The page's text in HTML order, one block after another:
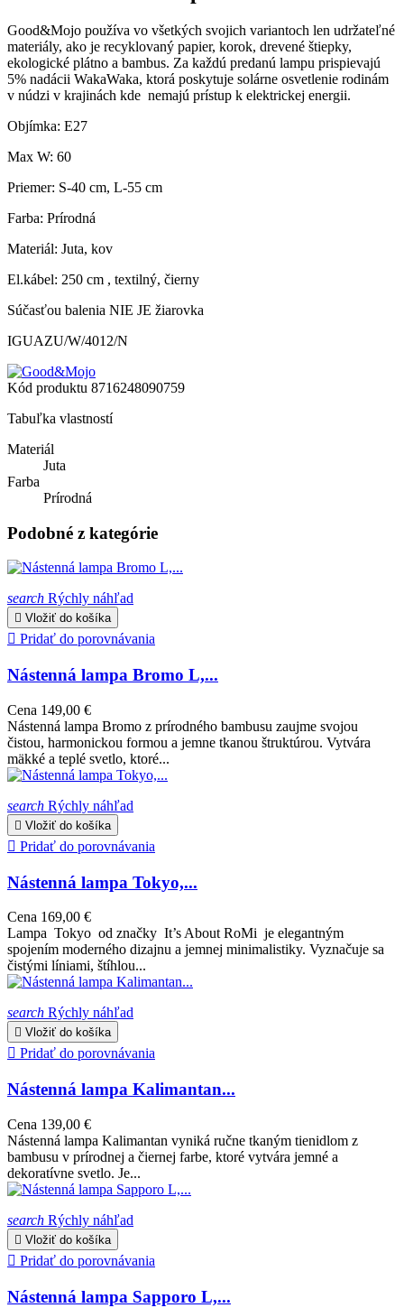
Good&Mojo používa vo všetkých svojich variantoch len udržateľné
materiály, ako je recyklovaný papier, korok, drevené štiepky,
ekologické plátno a bambus. Za každú predanú lampu prispievajú
5% nadácii WakaWaka, ktorá poskytuje solárne osvetlenie rodinám
v núdzi v krajinách kde nemajú prístup k elektrickej energii.
Objímka: E27
Max W: 60
Priemer: S-40 cm, L-55 cm
Farba: Prírodná
Materiál: Juta, kov
El.kábel: 250 cm , textilný, čierny
Súčasťou balenia NIE JE žiarovka
IGUAZU/W/4012/N
Kód produktu 8716248090759
Tabuľka vlastností
Materiál
Juta
Farba
Prírodná
Podobné z kategórie
search Rýchly náhľad
 Vložiť do košíka
 Pridať do porovnávania
Nástenná lampa Bromo L,...
Cena 149,00 €
Nástenná lampa Bromo z prírodného bambusu zaujme svojou
čistou, harmonickou formou a jemne tkanou štruktúrou. Vytvára
mäkké a teplé svetlo, ktoré...
search Rýchly náhľad
 Vložiť do košíka
 Pridať do porovnávania
Nástenná lampa Tokyo,...
Cena 169,00 €
Lampa Tokyo od značky It’s About RoMi je elegantným
spojením moderného dizajnu a jemnej minimalistiky. Vyznačuje sa
čistými líniami, štíhlou...
search Rýchly náhľad
 Vložiť do košíka
 Pridať do porovnávania
Nástenná lampa Kalimantan...
Cena 139,00 €
Nástenná lampa Kalimantan vyniká ručne tkaným tienidlom z
bambusu v prírodnej a čiernej farbe, ktoré vytvára jemné a
dekoratívne svetlo. Je...
search Rýchly náhľad
 Vložiť do košíka
 Pridať do porovnávania
Nástenná lampa Sapporo L,...